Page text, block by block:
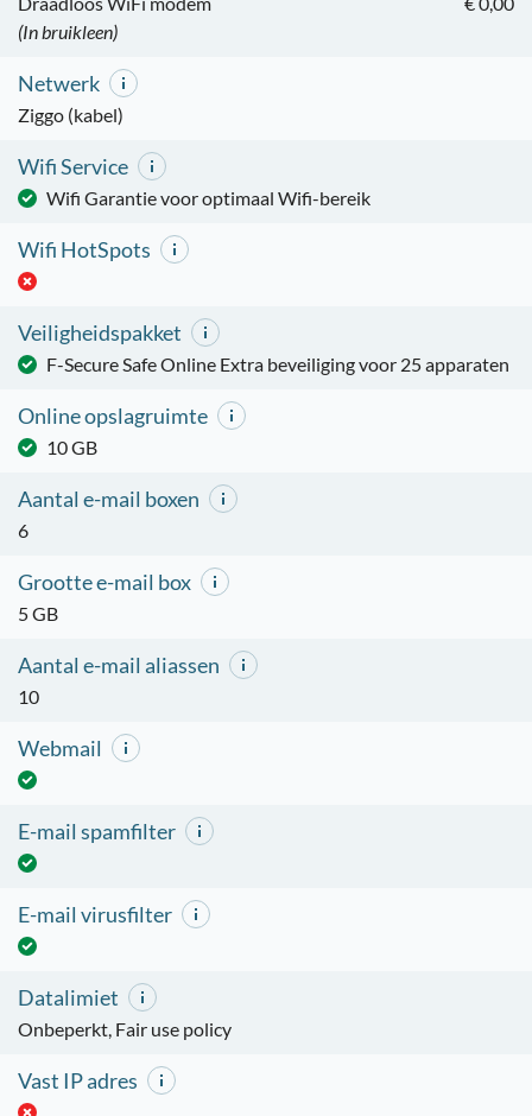
(In bruikleen)
Netwerk
Ziggo (kabel)
Wifi Service
Wifi Garantie voor optimaal Wifi-bereik
Wifi HotSpots
Veiligheidspakket
F-Secure Safe Online Extra beveiliging voor 25 apparaten
Online opslagruimte
10 GB
Aantal e-mail boxen
6
Grootte e-mail box
5 GB
Aantal e-mail aliassen
10
Webmail
E-mail spamfilter
E-mail virusfilter
Datalimiet
Onbeperkt, Fair use policy
Vast IP adres